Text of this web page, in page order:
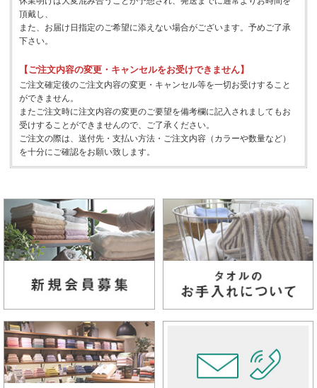
頂戴し、
また、お届け日指定のご希望に添えない場合がございます。予めご了承
下さい。
【ご注文内容の変更・キャンセルをお受けできません】
ご注文確定後のご注文内容の変更・キャンセル等を一切お受けすること
ができません。
またご注文時に注文内容の変更のご要望を備考欄に記入されましてもお
受けすることができませんので、ご了承ください。
ご注文の際は、送付先・支払い方法・ご注文内容（カラーや数量など）
を十分にご確認をお願い致します。